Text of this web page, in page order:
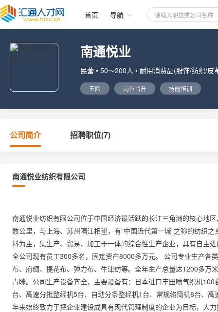
首页 导航
南通悦业
民营 • 50～200人 • 耐用消费品(服饰/纺织/皮
五险 岗位晋升 技能培训
公司简介 招聘职位(7)
南通悦业纺织有限公司
南通悦业纺织有限公司位于中国经济最活跃的长江三角洲的核心地
数公里，与上海、苏州隔江相望，有“中国近代第一城”之称的纺
料为主，集生产、贸易、加工于一体的综合性生产企业，具有自主
全公司现有员工300多名，固定资产8000多万元。 公司专业生产各
布、府绸、提花布、弹力布、牛津纺等。全年生产总量达1200多万
青眯。公司生产设备齐全，主要设备有：日本进口丰田喷气织机
台、高速分批整经机5台、自动分条整经机1台、常规络筒机8台、
年来始终致力于把企业建设成具有现代管理制度的企业为目标，大